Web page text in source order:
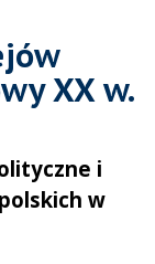
XX w.
i
w